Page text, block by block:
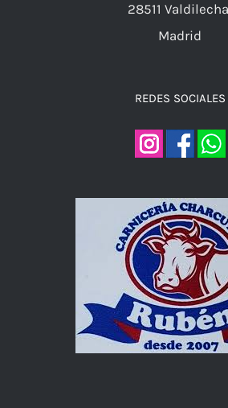
28511
Madrid
REDES SOCIALES